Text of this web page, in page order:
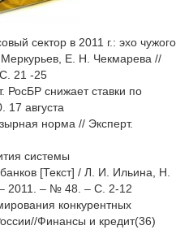
сектор в 2011 г.: эхо чужого
Е. Н. Чекмарева //
21 -25
снижает ставки по
17 августа
норма // Эксперт.
системы
[Текст] / Л. И. Ильина, Н.
2011. – № 48. – С. 2-12
конкурентных
Финансы и кредит(36)